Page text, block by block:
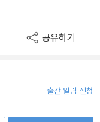
공유하기
출간 알림 신청